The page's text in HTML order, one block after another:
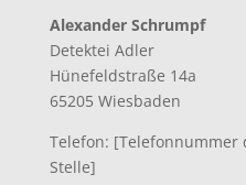
Alexander Schrumpf
Detektei Adler
Hünefeldstraße 14a
65205 Wiesbaden
Telefon:
Stelle]